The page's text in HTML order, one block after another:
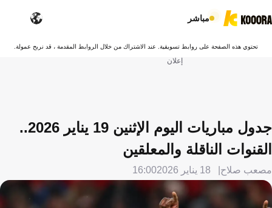
مباشر
تحتوي هذه الصفحة على روابط تسويقية. عند الاشتراك من خلال الروابط المقدمة ، قد نربح عمولة.
إعلان
جدول مباريات اليوم الإثنين 19 يناير 2026..
القنوات الناقلة والمعلقين
مصعب صلاح 18 يناير 2026 16:00